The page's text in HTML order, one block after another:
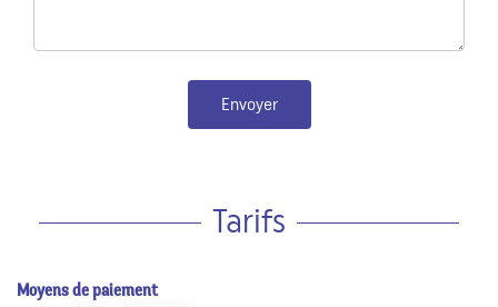
Envoyer
Tarifs
Moyens de paiement